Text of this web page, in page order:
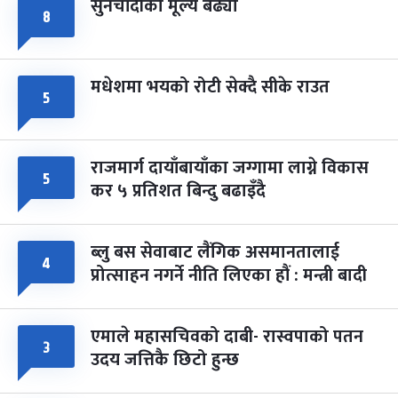
८ सुनचाँदीको मूल्य बढ्यो
५ मधेशमा भयको रोटी सेक्दै सीके राउत
५ राजमार्ग दायाँबायाँका जग्गामा लाग्ने विकास
कर ५ प्रतिशत बिन्दु बढाइँदै
४ ब्लु बस सेवाबाट लैंगिक असमानतालाई
प्रोत्साहन नगर्ने नीति लिएका हौं : मन्त्री बादी
३ एमाले महासचिवको दाबी- रास्वपाको पतन
उदय जत्तिकै छिटो हुन्छ